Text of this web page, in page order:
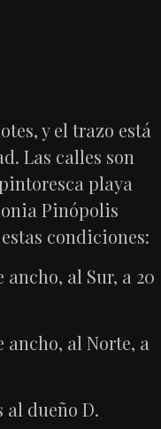
y el trazo está
Las calles son
playa
Pinópolis
condiciones:
ancho, al Sur, a 20
ancho, al Norte, a
dueño D.